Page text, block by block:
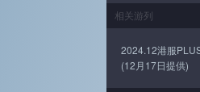
相关游列
2024.12港服
(12月17日提供)